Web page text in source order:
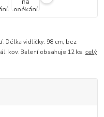
Délka vidličky: 98 cm, bez
kov. Balení obsahuje 12 ks. celý